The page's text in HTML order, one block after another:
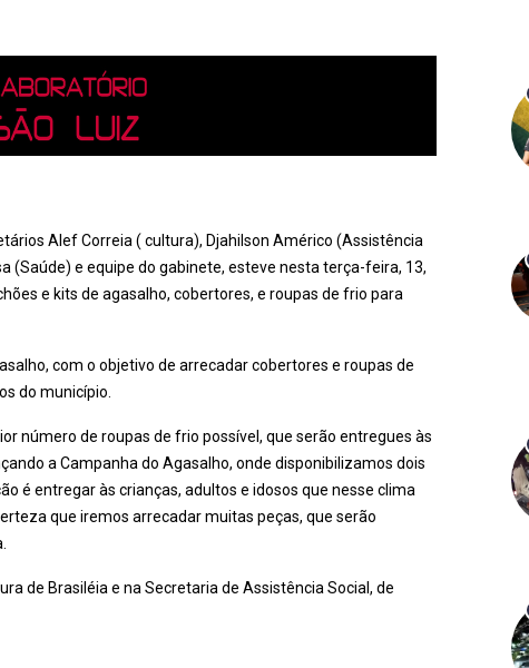
Alef Correia ( cultura), Djahilson Américo (Assistência
(Saúde) e equipe do gabinete, esteve nesta terça-feira, 13,
e kits de agasalho, cobertores, e roupas de frio para
com o objetivo de arrecadar cobertores e roupas de
do município.
número de roupas de frio possível, que serão entregues às
a Campanha do Agasalho, onde disponibilizamos dois
é entregar às crianças, adultos e idosos que nesse clima
que iremos arrecadar muitas peças, que serão
de Brasiléia e na Secretaria de Assistência Social, de